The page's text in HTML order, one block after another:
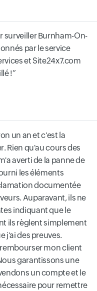
surveiller Burnham-On-
par le service
et Site24x7.com
!
un an et c'est la
Rien qu'au cours des
averti de la panne de
les éléments
documentée
Auparavant, ils ne
indiquant que le
ils règlent simplement
j'ai des preuves.
mon client
garantissons une
un compte et le
pour remettre